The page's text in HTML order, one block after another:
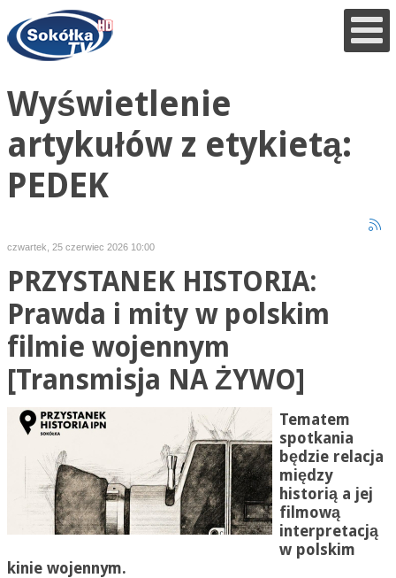
Wyświetlenie
artykułów z etykietą:
PEDEK
czwartek, 25 czerwiec 2026 10:00
PRZYSTANEK HISTORIA:
Prawda i mity w polskim
filmie wojennym
[Transmisja NA ŻYWO]
Tematem
spotkania
będzie relacja
między
historią a jej
filmową
interpretacją
w polskim
kinie wojennym.